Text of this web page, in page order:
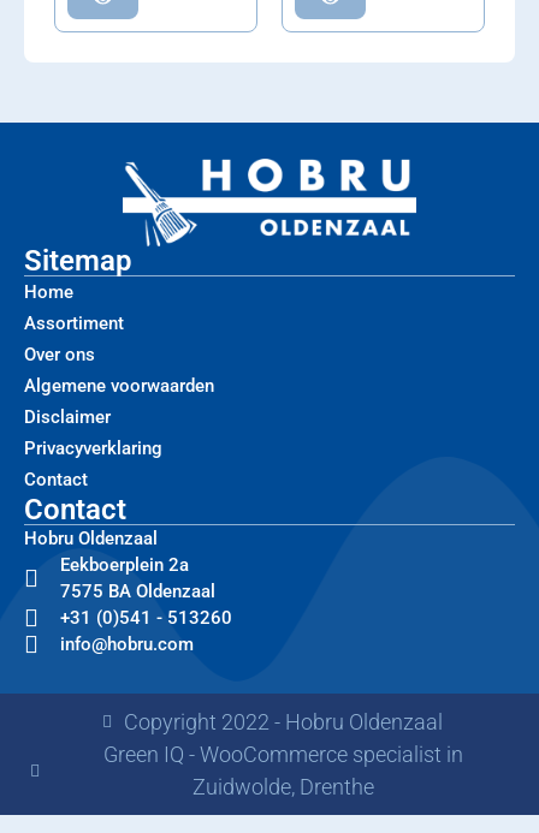
Sitemap
Home
Assortiment
Over ons
Algemene voorwaarden
Disclaimer
Privacyverklaring
Contact
Contact
Hobru Oldenzaal
Eekboerplein 2a
7575 BA Oldenzaal
+31 (0)541 - 513260
info@hobru.com
Copyright 2022 - Hobru Oldenzaal
Green IQ - WooCommerce specialist in
Zuidwolde, Drenthe